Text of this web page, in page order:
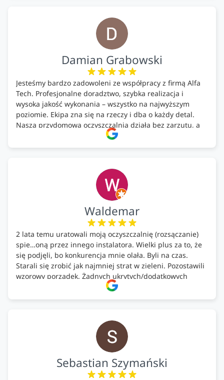
Damian Grabowski
Jesteśmy bardzo zadowoleni ze współpracy z firmą Alfa
Tech. Profesjonalne doradztwo, szybka realizacja i
wysoka jakość wykonania – wszystko na najwyższym
poziomie. Ekipa zna się na rzeczy i dba o każdy detal.
Nasza przydomowa oczyszczalnia działa bez zarzutu, a
całość została wykonana zgodnie z terminem i
ustaleniami. Z czystym sumieniem polecamy Alfa Tech
ekologicznych rozwiązań!🍀
Waldemar
2 lata temu uratowali moją oczyszczalnię (rozsączanie)
spie…oną przez innego instalatora. Wielki plus za to, że
się podjęli, bo konkurencja mnie olała. Byli na czas.
Starali się zrobić jak najmniej strat w zieleni. Pozostawili
wzorowy porządek. Żadnych ukrytych/dodatkowych
kosztów. Zaskoczenie. Kontakt bardzo OK. Obsługa
pomontażowa również OK. A ich środki do oczyszczalni –
Sebastian Szymański